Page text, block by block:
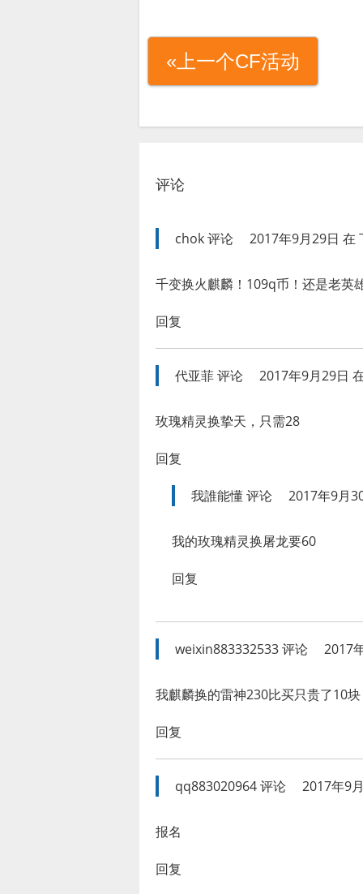
«上一个CF活动
评论
chok评论 2017年9月29日 在
千变换火麒麟！109q币！还是老英
回复
代亚菲评论 2017年9月29日
玫瑰精灵换挚天，只需28
回复
我誰能懂评论 2017年9月
我的玫瑰精灵换屠龙要60
回复
weixin883332533评论 2017
我麒麟换的雷神230比买只贵了10块
回复
qq883020964评论 2017年9
报名
回复